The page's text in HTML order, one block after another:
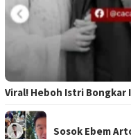
Viral! Heboh Istri Bongkar
Sosok Ebem